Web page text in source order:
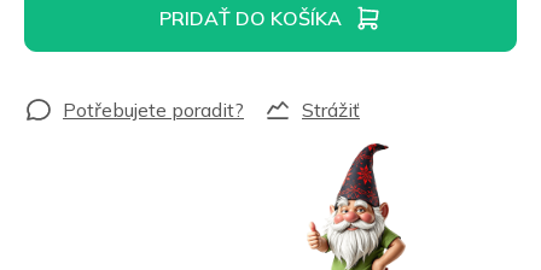
PRIDAŤ DO KOŠÍKA
Strážiť